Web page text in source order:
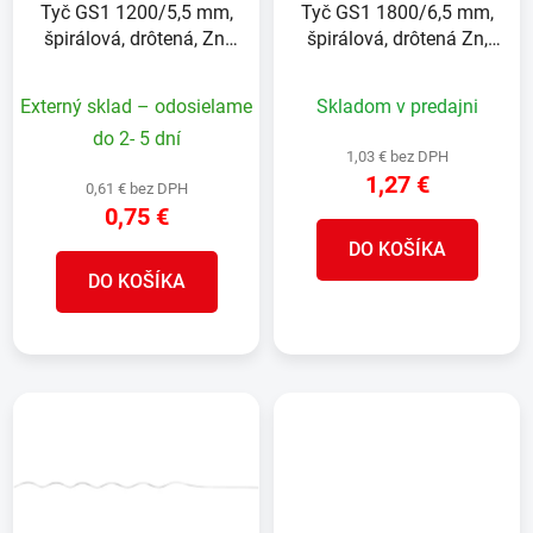
Tyč GS1 1200/5,5 mm,
špirálová, drôtená, Zn,
Externý sklad – odosielame
do 2- 5 dní
0,61 € bez DPH
0,75 €
DO KOŠÍKA
Tyč GS1 1800/6,5 mm,
špirálová, drôtená Zn,
Skladom v predajni
1,03 € bez DPH
1,27 €
DO KOŠÍKA